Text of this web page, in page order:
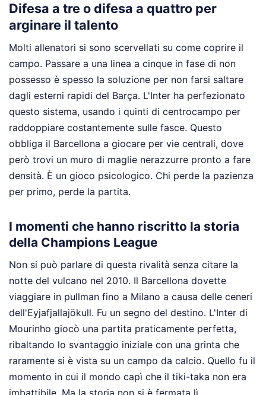
Difesa a tre o difesa a quattro per
arginare il talento
Molti allenatori si sono scervellati su come coprire il
campo. Passare a una linea a cinque in fase di non
possesso è spesso la soluzione per non farsi saltare
dagli esterni rapidi del Barça. L'Inter ha perfezionato
questo sistema, usando i quinti di centrocampo per
raddoppiare costantemente sulle fasce. Questo
obbliga il Barcellona a giocare per vie centrali, dove
però trovi un muro di maglie nerazzurre pronto a fare
densità. È un gioco psicologico. Chi perde la pazienza
per primo, perde la partita.
I momenti che hanno riscritto la storia
della Champions League
Non si può parlare di questa rivalità senza citare la
notte del vulcano nel 2010. Il Barcellona dovette
viaggiare in pullman fino a Milano a causa delle ceneri
dell'Eyjafjallajökull. Fu un segno del destino. L'Inter di
Mourinho giocò una partita praticamente perfetta,
ribaltando lo svantaggio iniziale con una grinta che
raramente si è vista su un campo da calcio. Quello fu il
momento in cui il mondo capì che il tiki-taka non era
imbattibile. Ma la storia non si è fermata lì.